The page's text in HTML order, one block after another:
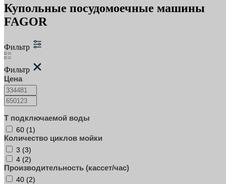
Купольные посудомоечные машины
FAGOR
Фильтр
Фильтр
Цена
T подключаемой воды
60 (1)
Количество циклов мойки
3 (3)
4 (2)
Производительность (кассет/час)
40 (2)